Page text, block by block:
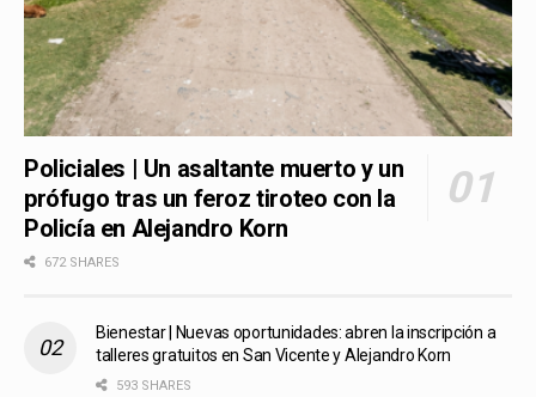
Policiales | Un asaltante muerto y un
prófugo tras un feroz tiroteo con la
Policía en Alejandro Korn
672 SHARES
Bienestar | Nuevas oportunidades: abren la inscripción a
talleres gratuitos en San Vicente y Alejandro Korn
593 SHARES